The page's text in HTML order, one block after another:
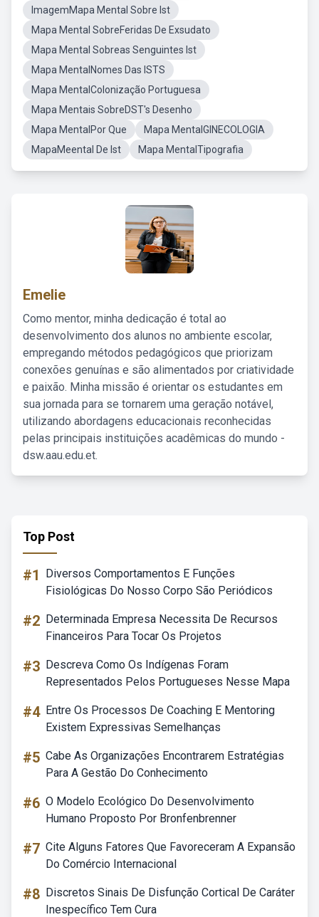
ImagemMapa Mental Sobre Ist
Mapa Mental SobreFeridas De Exsudato
Mapa Mental Sobreas Senguintes Ist
Mapa MentalNomes Das ISTS
Mapa MentalColonização Portuguesa
Mapa Mentais SobreDST's Desenho
Mapa MentalPor Que
Mapa MentalGINECOLOGIA
MapaMeental De Ist
Mapa MentalTipografia
Emelie
Como mentor, minha dedicação é total ao
desenvolvimento dos alunos no ambiente escolar,
empregando métodos pedagógicos que priorizam
conexões genuínas e são alimentados por criatividade
e paixão. Minha missão é orientar os estudantes em
sua jornada para se tornarem uma geração notável,
utilizando abordagens educacionais reconhecidas
pelas principais instituições acadêmicas do mundo -
dsw.aau.edu.et.
Top Post
#1
Diversos Comportamentos E Funções
Fisiológicas Do Nosso Corpo São Periódicos
#2 Determinada Empresa Necessita De Recursos
Financeiros Para Tocar Os Projetos
#3 Descreva Como Os Indígenas Foram
Representados Pelos Portugueses Nesse Mapa
#4 Entre Os Processos De Coaching E Mentoring
Existem Expressivas Semelhanças
#5 Cabe As Organizações Encontrarem Estratégias
Para A Gestão Do Conhecimento
#6 O Modelo Ecológico Do Desenvolvimento
Humano Proposto Por Bronfenbrenner
#7 Cite Alguns Fatores Que Favoreceram A Expansão
Do Comércio Internacional
#8 Discretos Sinais De Disfunção Cortical De Caráter
Inespecífico Tem Cura